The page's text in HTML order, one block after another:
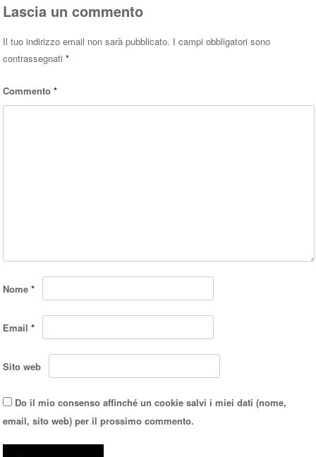
Lascia un commento
Il tuo indirizzo email non sarà pubblicato. I campi obbligatori sono
contrassegnati*
Commento*
Nome*
Email*
Sito web
Do il mio consenso affinché un cookie salvi i miei dati (nome,
email, sito web) per il prossimo commento.